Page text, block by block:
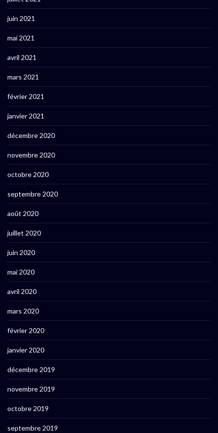
juin 2021
mai 2021
avril 2021
mars 2021
février 2021
janvier 2021
décembre 2020
novembre 2020
octobre 2020
septembre 2020
août 2020
juillet 2020
juin 2020
mai 2020
avril 2020
mars 2020
février 2020
janvier 2020
décembre 2019
novembre 2019
octobre 2019
septembre 2019